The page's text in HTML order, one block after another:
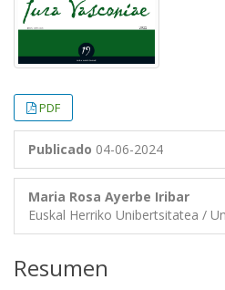
PDF
Publicado 04-06-2024
Maria Rosa Ayerbe Iribar
Euskal Herriko Unibertsitatea /
Resumen